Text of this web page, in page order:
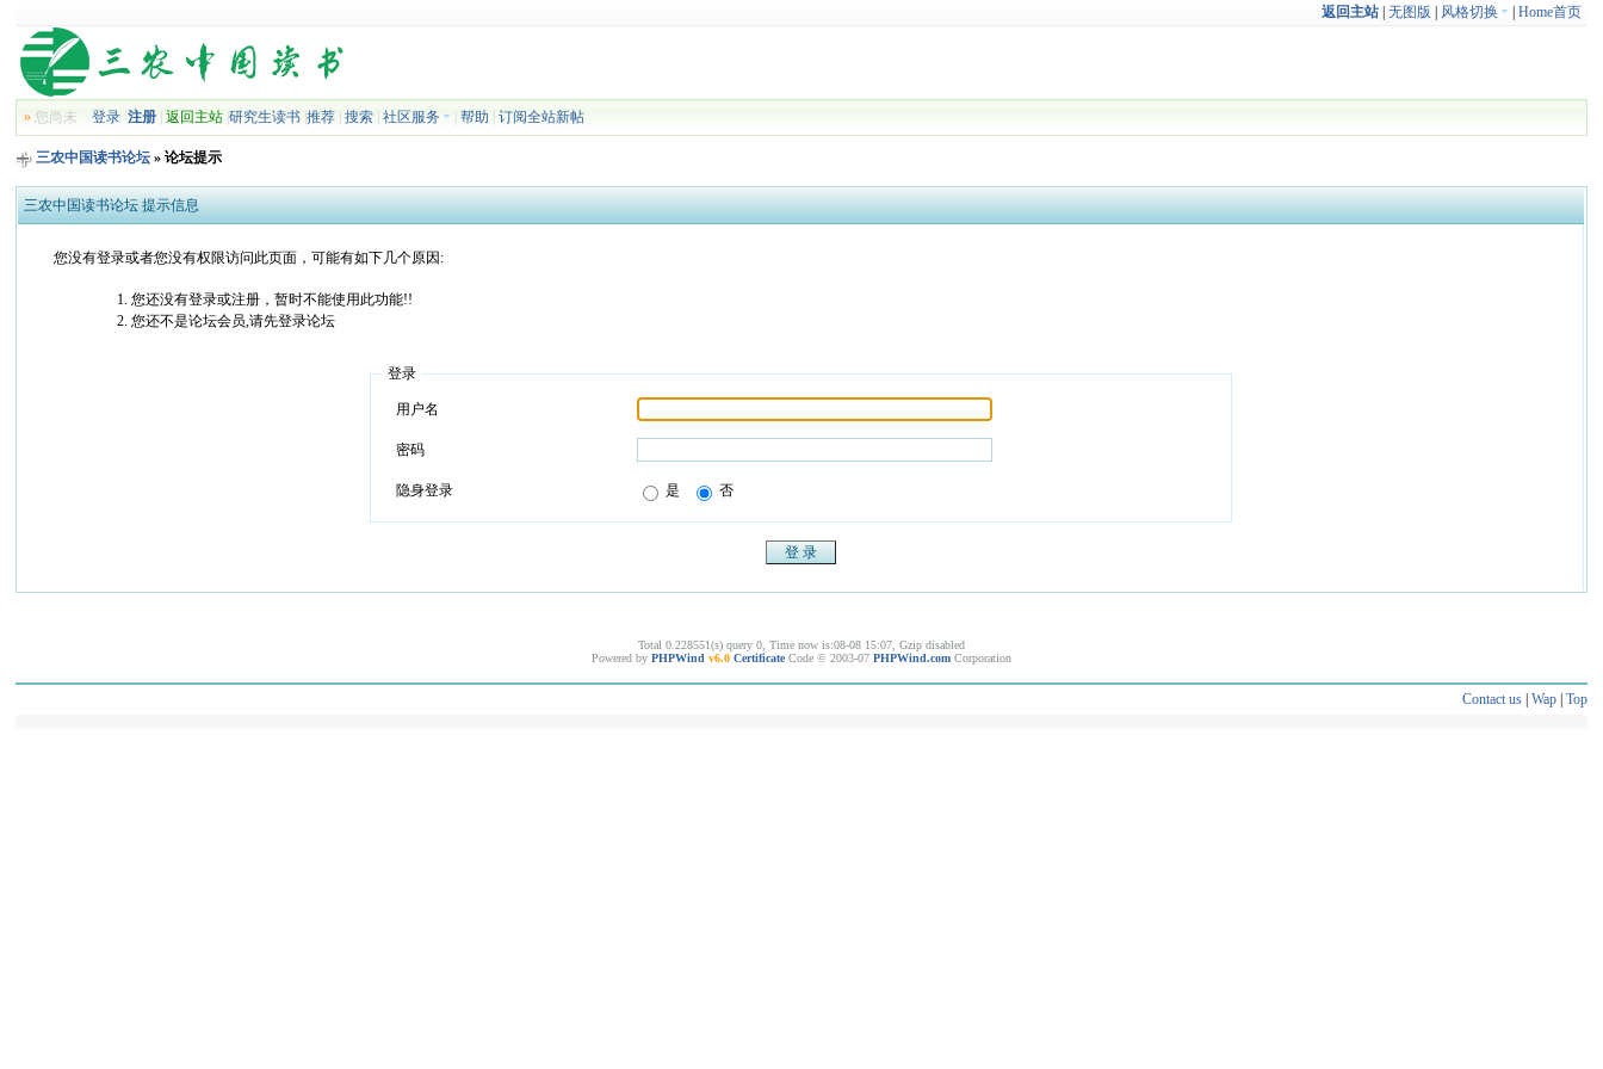
返回主站| 无图版 风格切换 Home首页
» 您尚未登录 注册 |返回主站 |研究生读书 |推荐 |搜索 |社区服务 |帮助 |订阅全站新帖
三农中国读书论坛 » 论坛提示
三农中国读书论坛 提示信息
您没有登录或者您没有权限访问此页面，可能有如下几个原因:
您还没有登录或注册，暂时不能使用此功能!!
您还不是论坛会员,请先登录论坛
登录
用户名
密码
隐身登录 是 否
Total 0.228551(s) query 0, Time now is:08-08 15:07, Gzip disabled
Powered by PHPWind v6.0 Certificate Code © 2003-07 PHPWind.com Corporation
Contact us| Wap| Top